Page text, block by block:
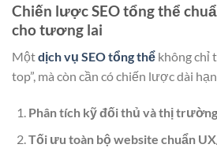
Chiến lược SEO tổng thể
cho tương lai
Mộtdịch vụ SEO tổng thể không chỉ
top”, mà còn cần có chiến lược dài
Phân tích kỹ đối thủ và thị
Tối ưu toàn bộ website chuẩn